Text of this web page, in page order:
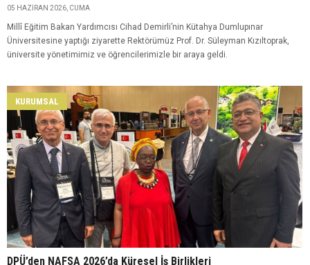
05 HAZIRAN 2026, CUMA
Millî Eğitim Bakan Yardımcısı Cihad Demirli’nin Kütahya Dumlupınar
Üniversitesine yaptığı ziyarette Rektörümüz Prof. Dr. Süleyman Kızıltoprak,
üniversite yönetimimiz ve öğrencilerimizle bir araya geldi.
KURUMSAL
DPÜ’den NAFSA 2026’da Küresel İş Birlikleri